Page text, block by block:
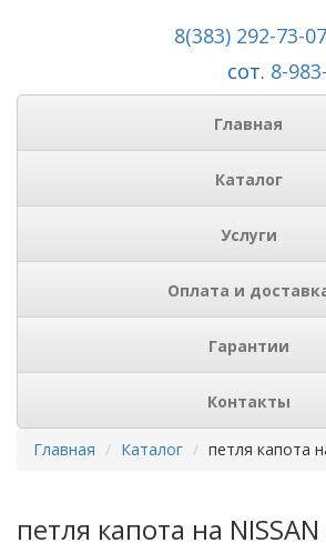
8(383) 292-73-07
сот. 8-
Главная
Каталог
Услуги
Оплата и
Гарантии
Контакты
Главная Каталог петля капота
петля капота на NISSAN